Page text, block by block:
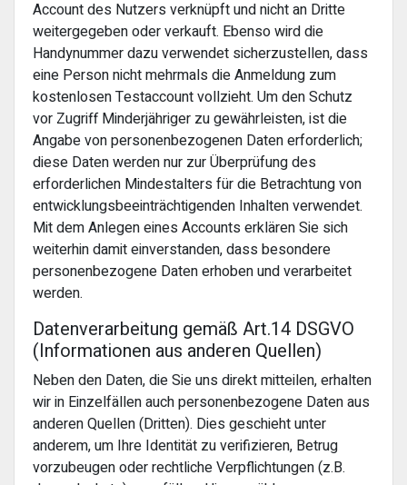
Account des Nutzers verknüpft und nicht an Dritte
weitergegeben oder verkauft. Ebenso wird die
Handynummer dazu verwendet sicherzustellen, dass
eine Person nicht mehrmals die Anmeldung zum
kostenlosen Testaccount vollzieht. Um den Schutz
vor Zugriff Minderjähriger zu gewährleisten, ist die
Angabe von personenbezogenen Daten erforderlich;
diese Daten werden nur zur Überprüfung des
erforderlichen Mindestalters für die Betrachtung von
entwicklungsbeeinträchtigenden Inhalten verwendet.
Mit dem Anlegen eines Accounts erklären Sie sich
weiterhin damit einverstanden, dass besondere
personenbezogene Daten erhoben und verarbeitet
werden.
Datenverarbeitung gemäß Art.14 DSGVO
(Informationen aus anderen Quellen)
Neben den Daten, die Sie uns direkt mitteilen, erhalten
wir in Einzelfällen auch personenbezogene Daten aus
anderen Quellen (Dritten). Dies geschieht unter
anderem, um Ihre Identität zu verifizieren, Betrug
vorzubeugen oder rechtliche Verpflichtungen (z.B.